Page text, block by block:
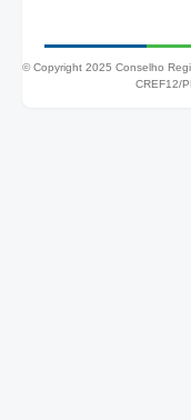
© Copyright 2025 Conselho
CREF12/